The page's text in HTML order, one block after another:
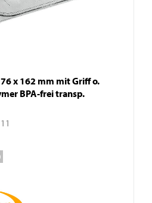
x 162 mm mit Griff o.
BPA-frei transp.